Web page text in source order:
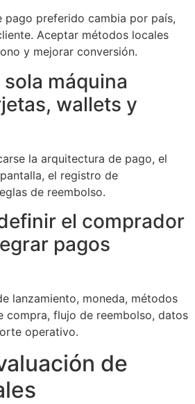
pago preferido cambia por país,
Aceptar métodos locales
y mejorar conversión.
máquina
wallets y
la arquitectura de pago, el
el registro de
de reembolso.
el comprador
pagos
lanzamiento, moneda, métodos
compra, flujo de reembolso, datos
operativo.
de